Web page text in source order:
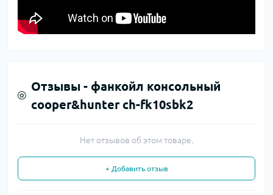
Отзывы - фанкойл консольный
cooper&hunter ch-fk10sbk2
Нет отзывов об этом товаре.
+ Добавить отзыв